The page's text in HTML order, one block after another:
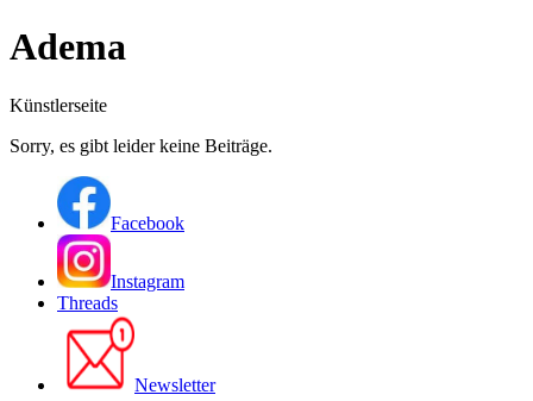
Adema
Künstlerseite
Sorry, es gibt leider keine Beiträge.
Facebook
Instagram
Threads
Newsletter